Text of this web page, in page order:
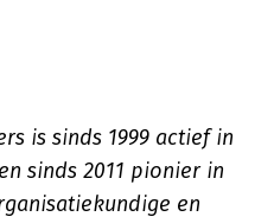
is sinds 1999 actief in
sinds 2011 pionier in
en